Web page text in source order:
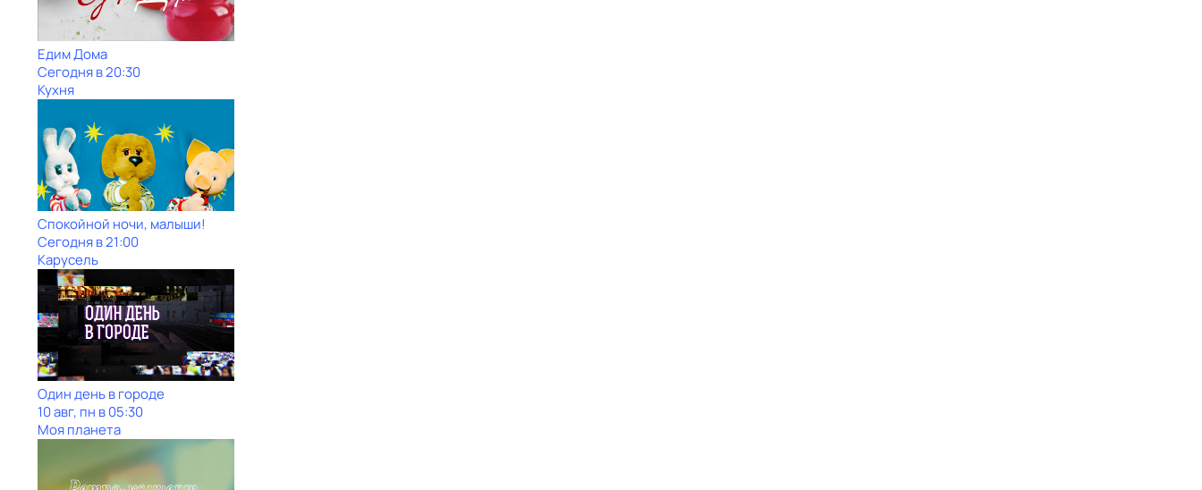
Едим Дома
Сегодня в 20:30
Кухня
Спокойной ночи, малыши!
Сегодня в 21:00
Карусель
Один день в городе
10 авг, пн в 05:30
Моя планета